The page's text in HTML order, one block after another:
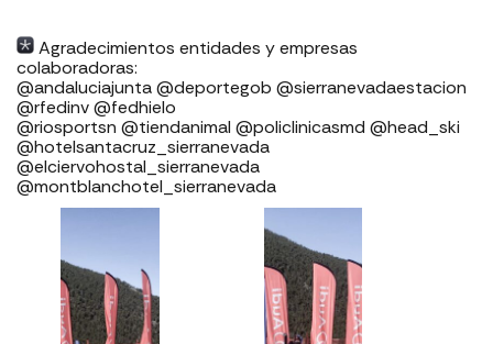
Agradecimientos entidades y empresas
colaboradoras: ⁣⁣⁣⁣⁣⁣⁣
⁣⁣⁣⁣@andaluciajunta @deportegob ⁣⁣⁣@sierranevadaestacion
@rfedinv @fedhielo ⁣⁣⁣⁣⁣⁣
@riosportsn @tiendanimal @policlinicasmd @head_ski
@hotelsantacruz_sierranevada
@elciervohostal_sierranevada
@montblanchotel_sierranevada